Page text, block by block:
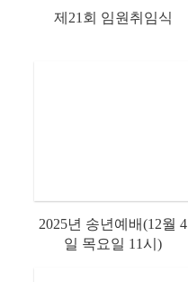
제21회 임원취임식
2025년 송년예배(12월 4
일 목요일 11시)